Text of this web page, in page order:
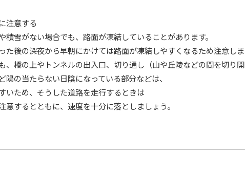
意する
がない場合でも、路面が凍結していることがあります。
の深夜から早朝にかけては路面が凍結しやすくなるため注意しま
の上やトンネルの出入口、切り通し（山や丘陵などの間を切り開
当たらない日陰になっている部分などは、
め、そうした道路を走行するときは
るとともに、速度を十分に落としましょう。